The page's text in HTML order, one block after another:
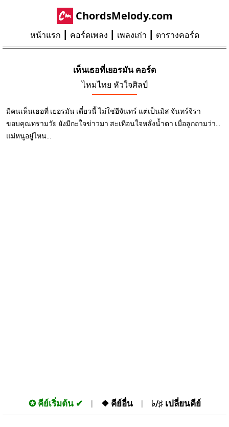
ChordsMelody.com
หน้าแรก คอร์ดเพลง เพลงเก่า ตารางคอร์ด
เห็นเธอที่เยอรมัน คอร์ด
ไหมไทย หัวใจศิลป์
มีคนเห็นเธอที่ เยอรมัน เดี๋ยวนี้ ไม่ใช่อีจันทร์ แต่เป็นมิส จันทร์จิรา
ขอบคุณทรามวัย ยังมีกะใจข่าวมา สะเทือนใจหลั่งน้ำตา เมื่อลูกถามว่า...
แม่หนูอยู่ไหน...
✪ คีย์เริ่มต้น ❖ คีย์อื่น ♭/♯ เปลี่ยนคีย์